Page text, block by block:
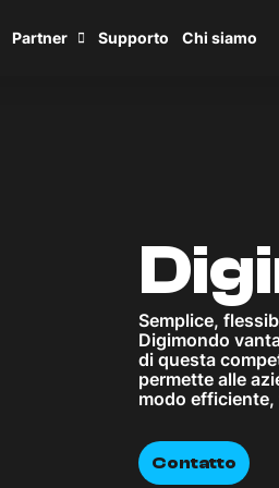
Partner Supporto Chi siamo
Semplice,
Digimondo
di questa
permette alle
modo
Contatto